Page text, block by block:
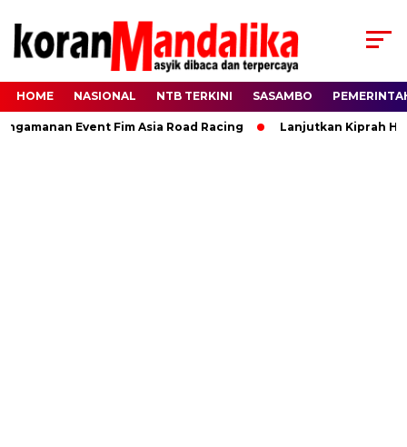
HOME NASIONAL NTB TERKINI SASAMBO
Event Fim Asia Road Racing Lanjutkan Kiprah HBK,